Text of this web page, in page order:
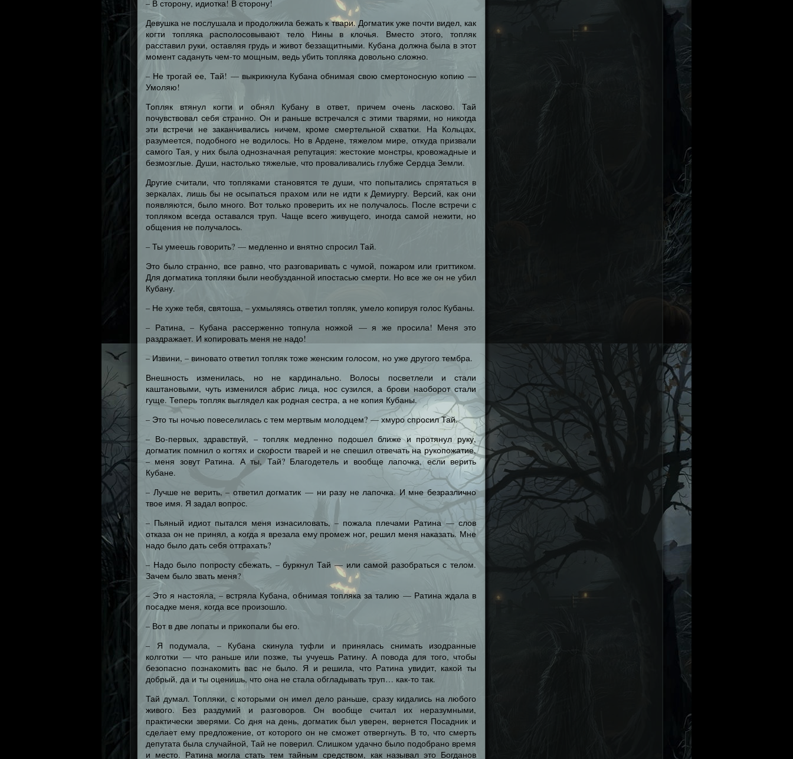
– В сторону, идиотка! В сторону!
Девушка не послушала и продолжила бежать к твари. Догматик уже почти видел, как
когти топляка располосовывают тело Нины в клочья. Вместо этого, топляк
расставил руки, оставляя грудь и живот беззащитными. Кубана должна была в этот
момент садануть чем-то мощным, ведь убить топляка довольно сложно.
– Не трогай ее, Тай! — выкрикнула Кубана обнимая свою смертоносную копию —
Умоляю!
Топляк втянул когти и обнял Кубану в ответ, причем очень ласково. Тай
почувствовал себя странно. Он и раньше встречался с этими тварями, но никогда
эти встречи не заканчивались ничем, кроме смертельной схватки. На Кольцах,
разумеется, подобного не водилось. Но в Ардене, тяжелом мире, откуда призвали
самого Тая, у них была однозначная репутация: жестокие монстры, кровожадные и
безмозглые. Души, настолько тяжелые, что проваливались глубже Сердца Земли.
Другие считали, что топляками становятся те души, что попытались спрятаться в
зеркалах, лишь бы не осыпаться прахом или не идти к Демиургу. Версий, как они
появляются, было много. Вот только проверить их не получалось. После встречи с
топляком всегда оставался труп. Чаще всего живущего, иногда самой нежити, но
общения не получалось.
– Ты умеешь говорить? — медленно и внятно спросил Тай.
Это было странно, все равно, что разговаривать с чумой, пожаром или гриттиком.
Для догматика топляки были необузданной ипостасью смерти. Но все же он не убил
Кубану.
– Не хуже тебя, святоша, – ухмыляясь ответил топляк, умело копируя голос Кубаны.
– Ратина, – Кубана рассерженно топнула ножкой — я же просила! Меня это
раздражает. И копировать меня не надо!
– Извини, – виновато ответил топляк тоже женским голосом, но уже другого тембра.
Внешность изменилась, но не кардинально. Волосы посветлели и стали
каштановыми, чуть изменился абрис лица, нос сузился, а брови наоборот стали
гуще. Теперь топляк выглядел как родная сестра, а не копия Кубаны.
– Это ты ночью повеселилась с тем мертвым молодцем? — хмуро спросил Тай.
– Во-первых, здравствуй, – топляк медленно подошел ближе и протянул руку,
догматик помнил о когтях и скорости тварей и не спешил отвечать на рукопожатие,
– меня зовут Ратина. А ты, Тай? Благодетель и вообще лапочка, если верить
Кубане.
– Лучше не верить, – ответил догматик — ни разу не лапочка. И мне безразлично
твое имя. Я задал вопрос.
– Пьяный идиот пытался меня изнасиловать, – пожала плечами Ратина — слов
отказа он не принял, а когда я врезала ему промеж ног, решил меня наказать. Мне
надо было дать себя оттрахать?
– Надо было попросту сбежать, – буркнул Тай — или самой разобраться с телом.
Зачем было звать меня?
– Это я настояла, – встряла Кубана, обнимая топляка за талию — Ратина ждала в
посадке меня, когда все произошло.
– Вот в две лопаты и прикопали бы его.
– Я подумала, – Кубана скинула туфли и принялась снимать изодранные
колготки — что раньше или позже, ты учуешь Ратину. А повода для того, чтобы
безопасно познакомить вас не было. Я и решила, что Ратина увидит, какой ты
добрый, да и ты оценишь, что она не стала обгладывать труп… как-то так.
Тай думал. Топляки, с которыми он имел дело раньше, сразу кидались на любого
живого. Без раздумий и разговоров. Он вообще считал их неразумными,
практически зверями. Со дня на день, догматик был уверен, вернется Посадник и
сделает ему предложение, от которого он не сможет отвергнуть. В то, что смерть
депутата была случайной, Тай не поверил. Слишком удачно было подобрано время
и место. Ратина могла стать тем тайным средством, как называл это Богданов